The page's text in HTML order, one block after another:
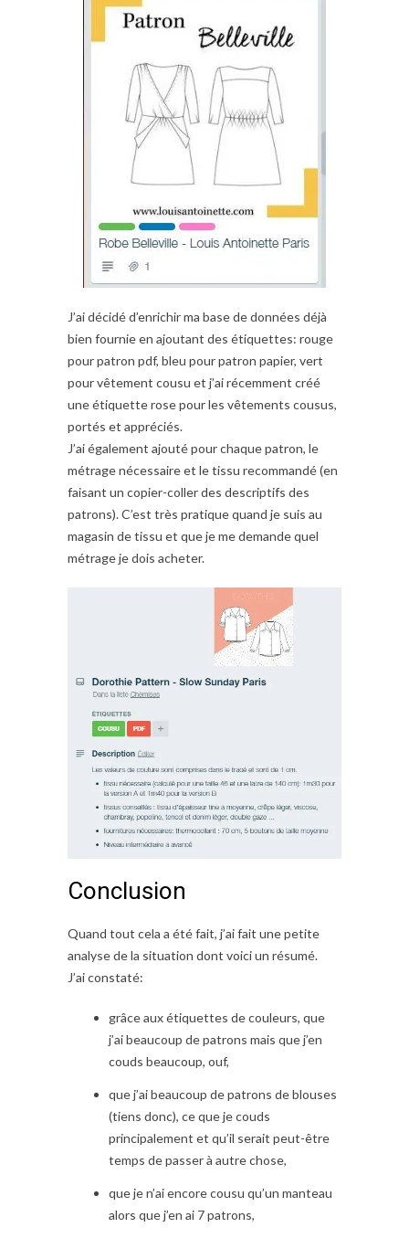
J’ai décidé d’enrichir ma base de données déjà
bien fournie en ajoutant des étiquettes: rouge
pour patron pdf, bleu pour patron papier, vert
pour vêtement cousu et j’ai récemment créé
une étiquette rose pour les vêtements cousus,
portés et appréciés.
J’ai également ajouté pour chaque patron, le
métrage nécessaire et le tissu recommandé (en
faisant un copier-coller des descriptifs des
patrons). C’est très pratique quand je suis au
magasin de tissu et que je me demande quel
métrage je dois acheter.
Conclusion
Quand tout cela a été fait, j’ai fait une petite
analyse de la situation dont voici un résumé.
J’ai constaté:
grâce aux étiquettes de couleurs, que
j’ai beaucoup de patrons mais que j’en
couds beaucoup, ouf,
que j’ai beaucoup de patrons de blouses
(tiens donc), ce que je couds
principalement et qu’il serait peut-être
temps de passer à autre chose,
que je n’ai encore cousu qu’un manteau
alors que j’en ai 7 patrons,